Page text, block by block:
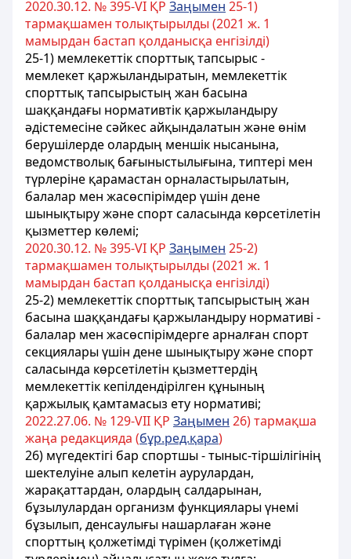
2020.30.12. № 395-VI ҚР Заңымен 25-1)
тармақшамен толықтырылды (2021 ж. 1
мамырдан бастап қолданысқа енгізілді)
25-1) мемлекеттік спорттық тапсырыс -
мемлекет қаржыландыратын, мемлекеттік
спорттық тапсырыстың жан басына
шаққандағы нормативтік қаржыландыру
әдістемесіне сәйкес айқындалатын және өнім
берушілерде олардың меншік нысанына,
ведомстволық бағыныстылығына, типтері мен
түрлеріне қарамастан орналастырылатын,
балалар мен жасөспірімдер үшін дене
шынықтыру және спорт саласында көрсетілетін
қызметтер көлемі;
2020.30.12. № 395-VI ҚР Заңымен 25-2)
тармақшамен толықтырылды (2021 ж. 1
мамырдан бастап қолданысқа енгізілді)
25-2) мемлекеттік спорттық тапсырыстың жан
басына шаққандағы қаржыландыру нормативі -
балалар мен жасөспірімдерге арналған спорт
секциялары үшін дене шынықтыру және спорт
саласында көрсетілетін қызметтердің
мемлекеттік кепілдендірілген құнының
қаржылық қамтамасыз ету нормативі;
2022.27.06. № 129-VII ҚР Заңымен 26) тармақша
жаңа редакцияда (бұр.ред.қара)
26) мүгедектігі бар спортшы - тыныс-тіршілігінің
шектелуіне алып келетін аурулардан,
жарақаттардан, олардың салдарынан,
бұзылулардан организм функциялары үнемі
бұзылып, денсаулығы нашарлаған және
спорттың қолжетімді түрімен (қолжетімді